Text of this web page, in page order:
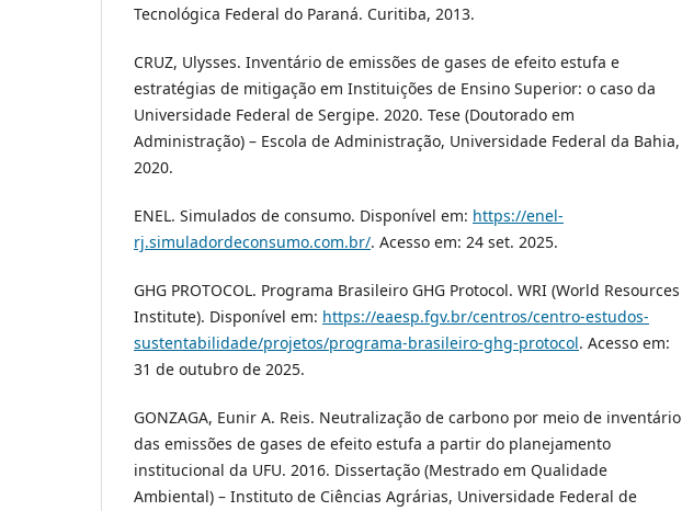
Tecnológica Federal do Paraná. Curitiba, 2013.
CRUZ, Ulysses. Inventário de emissões de gases de efeito estufa e
estratégias de mitigação em Instituições de Ensino Superior: o caso da
Universidade Federal de Sergipe. 2020. Tese (Doutorado em
Administração) – Escola de Administração, Universidade Federal da Bahia,
2020.
ENEL. Simulados de consumo. Disponível em: https://enel-
rj.simuladordeconsumo.com.br/. Acesso em: 24 set. 2025.
GHG PROTOCOL. Programa Brasileiro GHG Protocol. WRI (World Resources
Institute). Disponível em: https://eaesp.fgv.br/centros/centro-estudos-
sustentabilidade/projetos/programa-brasileiro-ghg-protocol. Acesso em:
31 de outubro de 2025.
GONZAGA, Eunir A. Reis. Neutralização de carbono por meio de inventário
das emissões de gases de efeito estufa a partir do planejamento
institucional da UFU. 2016. Dissertação (Mestrado em Qualidade
Ambiental) – Instituto de Ciências Agrárias, Universidade Federal de